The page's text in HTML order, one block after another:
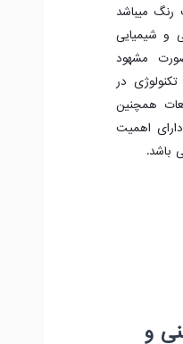
رنگ میباشد
و شیمیایی
مشهود
در
همچنین
اهمیت
باشد.
و